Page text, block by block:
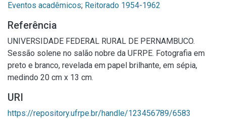
Eventos acadêmicos; Reitorado 1954-1962
Referência
UNIVERSIDADE FEDERAL RURAL DE PERNAMBUCO.
Sessão solene no salão nobre da UFRPE. Fotografia em
preto e branco, revelada em papel brilhante, em sépia,
medindo 20 cm x 13 cm.
URI
https://repository.ufrpe.br/handle/123456789/6583